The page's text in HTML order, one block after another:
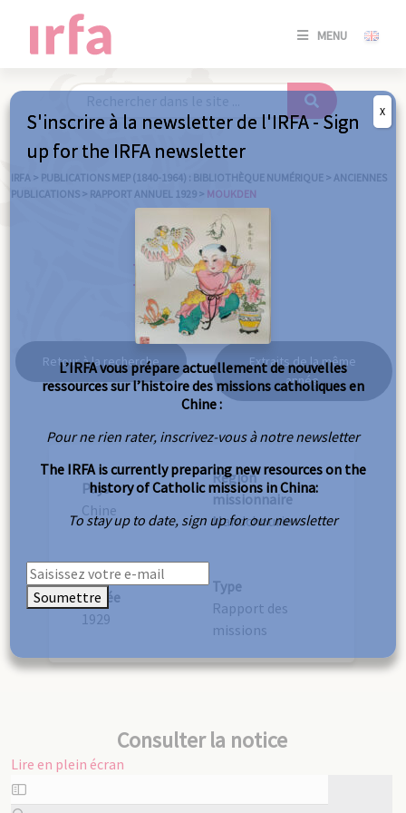
MENU
SE
/
IRFA > PUBLICATIONS MEP (1840-1964) : BIBLIOTHÈQUE NUMÉRIQUE > ANCIENNES
PUBLICATIONS > RAPPORT ANNUEL 1929 > MOUKDEN
Moukden
Retour à la recherche
Extraits de la même
année
Pays
Chine
Région
missionnaire
Mandchourie
Année
1929
Type
Rapport des
missions
Consulter la notice
Lire en plein écran
Aller
au
S'inscrire à la newsletter de l'IRFA - Sign
up for the IRFA newsletter
L’IRFA vous prépare actuellement de nouvelles
ressources sur l’histoire des missions catholiques en
Chine :
Pour ne rien rater, inscrivez-vous à notre newsletter
The IRFA is currently preparing new resources on the
history of Catholic missions in China:
To stay up to date, sign up for our newsletter
Soumettre
X